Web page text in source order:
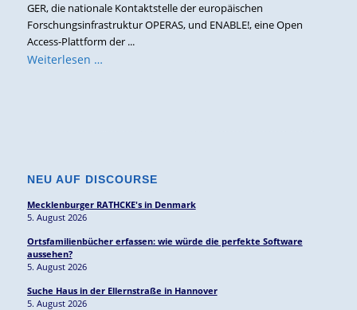
GER, die nationale Kontaktstelle der europäischen
Forschungsinfrastruktur OPERAS, und ENABLE!, eine Open
Access-Plattform der ...
Weiterlesen …
NEU AUF DISCOURSE
Mecklenburger RATHCKE's in Denmark
5. August 2026
Ortsfamilienbücher erfassen: wie würde die perfekte Software
aussehen?
5. August 2026
Suche Haus in der Ellernstraße in Hannover
5. August 2026